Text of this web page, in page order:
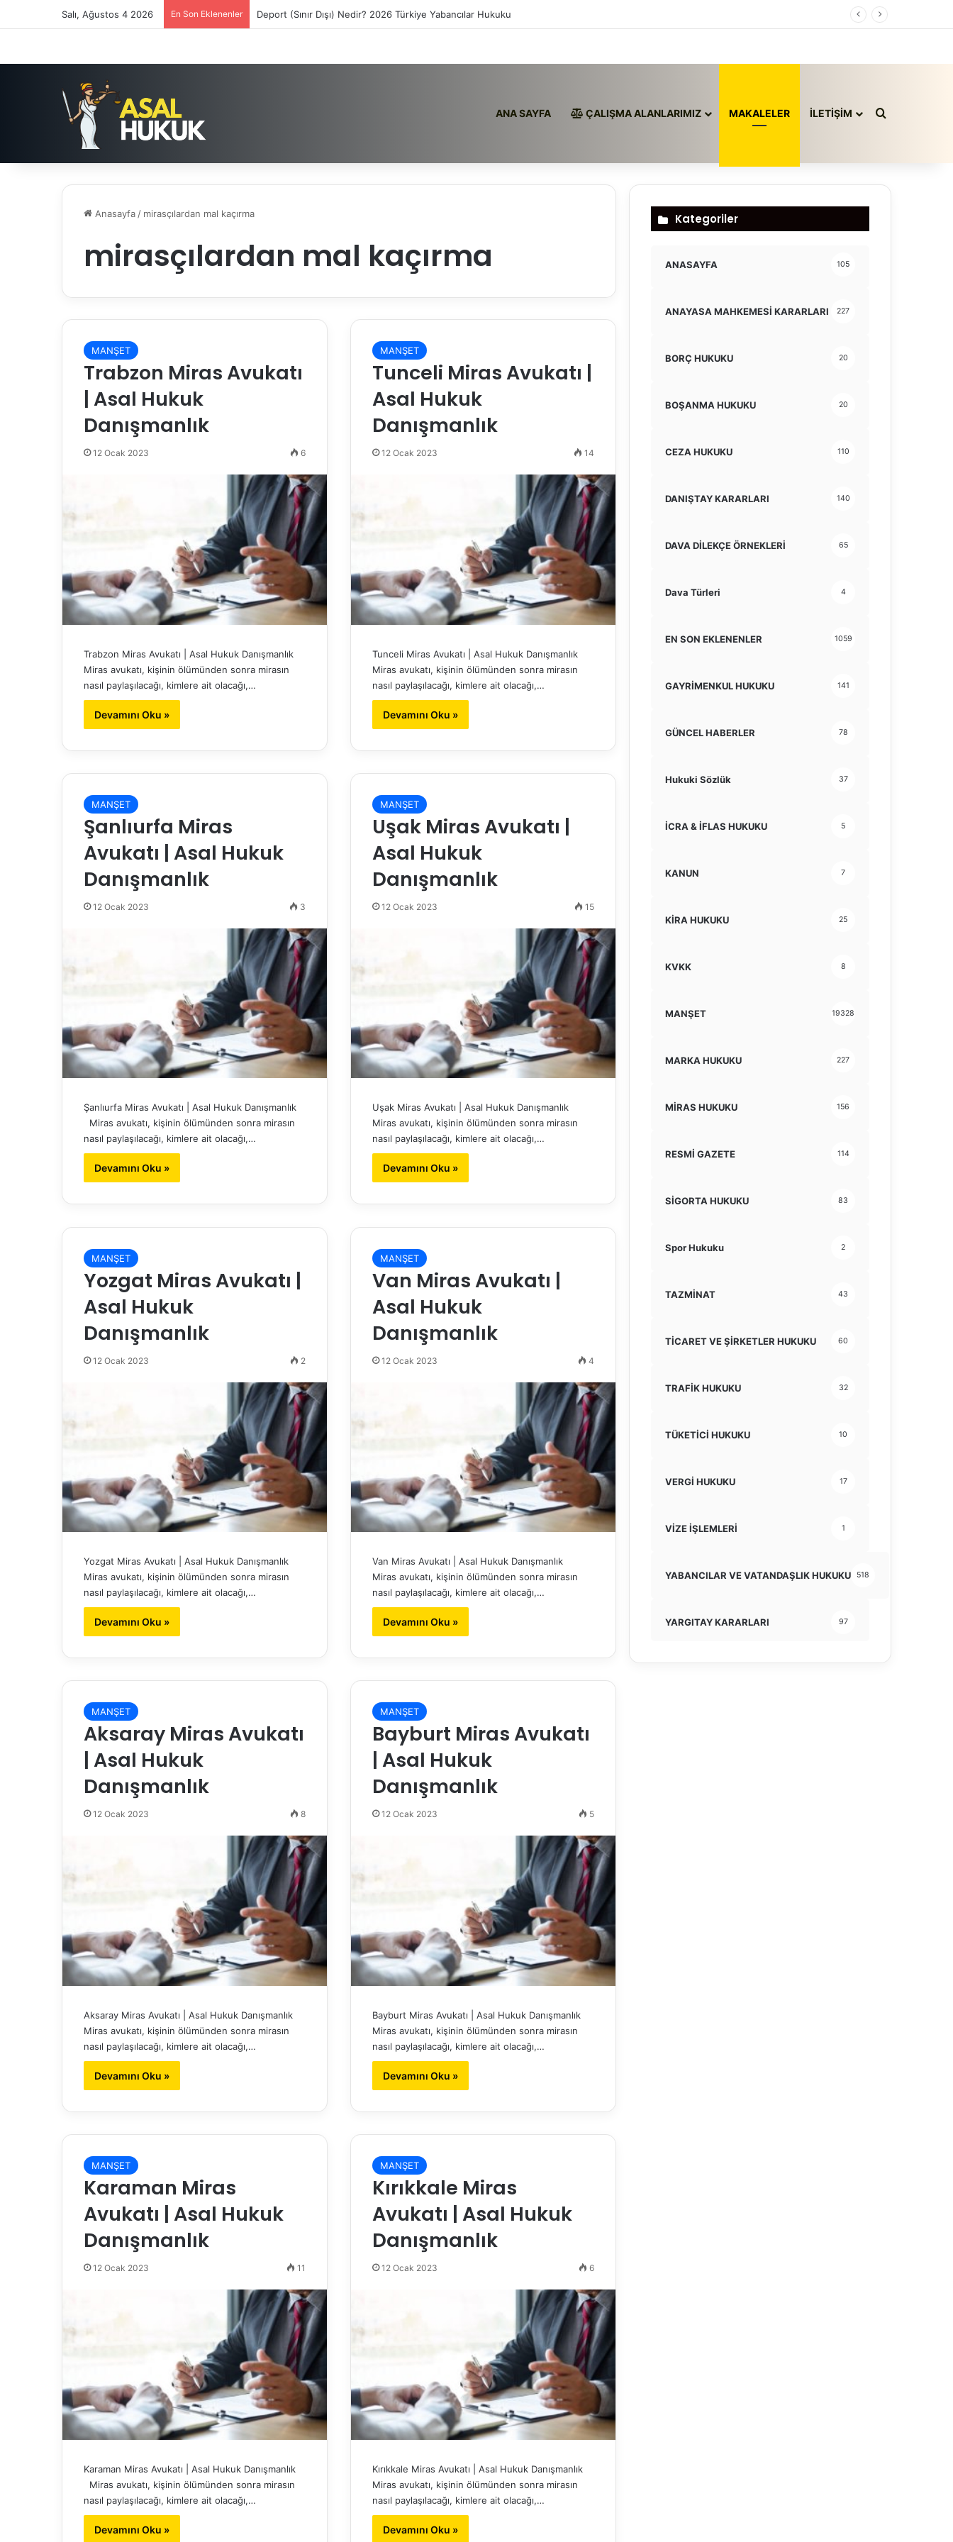
Salı, Ağustos 4 2026 En Son Eklenenler Deport (Sınır Dışı) Nedir? 2026 Türkiye Yabancılar Hukuku
ANA SAYFA ÇALIŞMA ALANLARIMIZ MAKALELER İLETİŞİM Arama yap
Anasayfa / mirasçılardan mal kaçırma
mirasçılardan mal kaçırma
MANŞET
Trabzon Miras Avukatı
| Asal Hukuk
Danışmanlık
12 Ocak 2023 6
Trabzon Miras Avukatı | Asal Hukuk Danışmanlık
Miras avukatı, kişinin ölümünden sonra mirasın
nasıl paylaşılacağı, kimlere ait olacağı,…
Devamını Oku »
MANŞET
Tunceli Miras Avukatı |
Asal Hukuk
Danışmanlık
12 Ocak 2023 14
Tunceli Miras Avukatı | Asal Hukuk Danışmanlık
Miras avukatı, kişinin ölümünden sonra mirasın
nasıl paylaşılacağı, kimlere ait olacağı,…
Devamını Oku »
MANŞET
Şanlıurfa Miras
Avukatı | Asal Hukuk
Danışmanlık
12 Ocak 2023 3
Şanlıurfa Miras Avukatı | Asal Hukuk Danışmanlık
Miras avukatı, kişinin ölümünden sonra mirasın
nasıl paylaşılacağı, kimlere ait olacağı,…
Devamını Oku »
MANŞET
Uşak Miras Avukatı |
Asal Hukuk
Danışmanlık
12 Ocak 2023 15
Uşak Miras Avukatı | Asal Hukuk Danışmanlık
Miras avukatı, kişinin ölümünden sonra mirasın
nasıl paylaşılacağı, kimlere ait olacağı,…
Devamını Oku »
MANŞET
Yozgat Miras Avukatı |
Asal Hukuk
Danışmanlık
12 Ocak 2023 2
Yozgat Miras Avukatı | Asal Hukuk Danışmanlık
Miras avukatı, kişinin ölümünden sonra mirasın
nasıl paylaşılacağı, kimlere ait olacağı,…
Devamını Oku »
MANŞET
Van Miras Avukatı |
Asal Hukuk
Danışmanlık
12 Ocak 2023 4
Van Miras Avukatı | Asal Hukuk Danışmanlık
Miras avukatı, kişinin ölümünden sonra mirasın
nasıl paylaşılacağı, kimlere ait olacağı,…
Devamını Oku »
MANŞET
Aksaray Miras Avukatı
| Asal Hukuk
Danışmanlık
12 Ocak 2023 8
Aksaray Miras Avukatı | Asal Hukuk Danışmanlık
Miras avukatı, kişinin ölümünden sonra mirasın
nasıl paylaşılacağı, kimlere ait olacağı,…
Devamını Oku »
MANŞET
Bayburt Miras Avukatı
| Asal Hukuk
Danışmanlık
12 Ocak 2023 5
Bayburt Miras Avukatı | Asal Hukuk Danışmanlık
Miras avukatı, kişinin ölümünden sonra mirasın
nasıl paylaşılacağı, kimlere ait olacağı,…
Devamını Oku »
MANŞET
Karaman Miras
Avukatı | Asal Hukuk
Danışmanlık
12 Ocak 2023 11
Karaman Miras Avukatı | Asal Hukuk Danışmanlık
Miras avukatı, kişinin ölümünden sonra mirasın
nasıl paylaşılacağı, kimlere ait olacağı,…
Devamını Oku »
MANŞET
Kırıkkale Miras
Avukatı | Asal Hukuk
Danışmanlık
12 Ocak 2023 6
Kırıkkale Miras Avukatı | Asal Hukuk Danışmanlık
Miras avukatı, kişinin ölümünden sonra mirasın
nasıl paylaşılacağı, kimlere ait olacağı,…
Devamını Oku »
Kategoriler
ANASAYFA 105
ANAYASA MAHKEMESİ KARARLARI 227
BORÇ HUKUKU 20
BOŞANMA HUKUKU 20
CEZA HUKUKU 110
DANIŞTAY KARARLARI 140
DAVA DİLEKÇE ÖRNEKLERİ 65
Dava Türleri 4
EN SON EKLENENLER 1059
GAYRİMENKUL HUKUKU 141
GÜNCEL HABERLER 78
Hukuki Sözlük 37
İCRA & İFLAS HUKUKU 5
KANUN 7
KİRA HUKUKU 25
KVKK 8
MANŞET 19328
MARKA HUKUKU 227
MİRAS HUKUKU 156
RESMİ GAZETE 114
SİGORTA HUKUKU 83
Spor Hukuku 2
TAZMİNAT 43
TİCARET VE ŞİRKETLER HUKUKU 60
TRAFİK HUKUKU 32
TÜKETİCİ HUKUKU 10
VERGİ HUKUKU 17
VİZE İŞLEMLERİ 1
YABANCILAR VE VATANDAŞLIK HUKUKU 518
YARGITAY KARARLARI 97